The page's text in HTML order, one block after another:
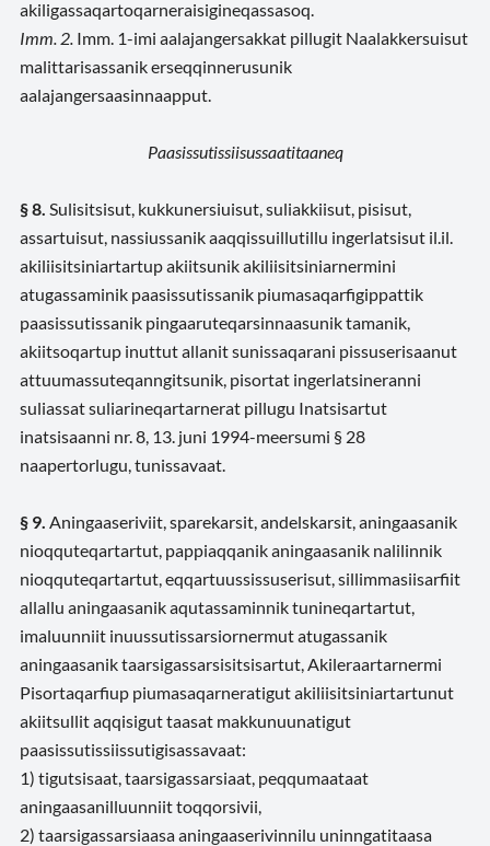
akiligassaqartoqarneraisigineqassasoq.
Imm. 2. Imm. 1-imi aalajangersakkat pillugit Naalakkersuisut
malittarisassanik erseqqinnerusunik
aalajangersaasinnaapput.
Paasissutissiisussaatitaaneq
§ 8. Sulisitsisut, kukkunersiuisut, suliakkiisut, pisisut,
assartuisut, nassiussanik aaqqissuillutillu ingerlatsisut il.il.
akiliisitsiniartartup akiitsunik akiliisitsiniarnermini
atugassaminik paasissutissanik piumasaqarfigippattik
paasissutissanik pingaaruteqarsinnaasunik tamanik,
akiitsoqartup inuttut allanit sunissaqarani pissuserisaanut
attuumassuteqanngitsunik, pisortat ingerlatsineranni
suliassat suliarineqartarnerat pillugu Inatsisartut
inatsisaanni nr. 8, 13. juni 1994-meersumi § 28
naapertorlugu, tunissavaat.
§ 9. Aningaaseriviit, sparekarsit, andelskarsit, aningaasanik
nioqquteqartartut, pappiaqqanik aningaasanik nalilinnik
nioqquteqartartut, eqqartuussissuserisut, sillimmasiisarfiit
allallu aningaasanik aqutassaminnik tunineqartartut,
imaluunniit inuussutissarsiornermut atugassanik
aningaasanik taarsigassarsisitsisartut, Akileraartarnermi
Pisortaqarfiup piumasaqarneratigut akiliisitsiniartartunut
akiitsullit aqqisigut taasat makkunuunatigut
paasissutissiissutigisassavaat:
1) tigutsisaat, taarsigassarsiaat, peqqumaataat
aningaasanilluunniit toqqorsivii,
2) taarsigassarsiaasa aningaaserivinnilu uninngatitaasa